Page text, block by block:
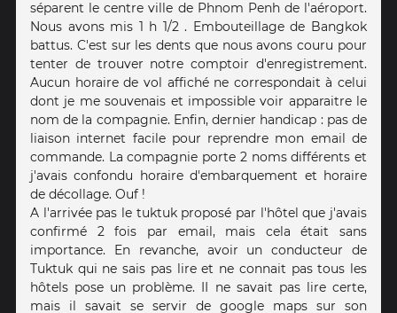
séparent le centre ville de Phnom Penh de l'aéroport.
Nous avons mis 1 h 1/2 . Embouteillage de Bangkok
battus. C'est sur les dents que nous avons couru pour
tenter de trouver notre comptoir d'enregistrement.
Aucun horaire de vol affiché ne correspondait à celui
dont je me souvenais et impossible voir apparaitre le
nom de la compagnie. Enfin, dernier handicap : pas de
liaison internet facile pour reprendre mon email de
commande. La compagnie porte 2 noms différents et
j'avais confondu horaire d'embarquement et horaire
de décollage. Ouf !
A l'arrivée pas le tuktuk proposé par l'hôtel que j'avais
confirmé 2 fois par email, mais cela était sans
importance. En revanche, avoir un conducteur de
Tuktuk qui ne sais pas lire et ne connait pas tous les
hôtels pose un problème. II ne savait pas lire certe,
mais il savait se servir de google maps sur son